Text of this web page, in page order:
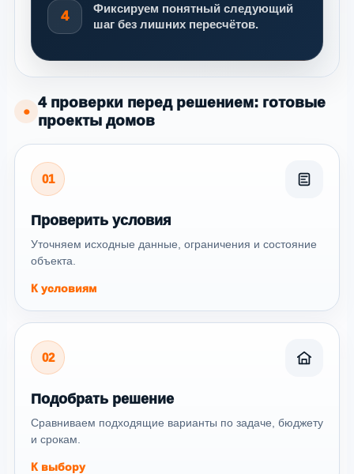
4
Фиксируем понятный следующий
шаг без лишних пересчётов.
●
4 проверки перед решением: готовые
проекты домов
01
Проверить условия
Уточняем исходные данные, ограничения и состояние
объекта.
К условиям
02
Подобрать решение
Сравниваем подходящие варианты по задаче, бюджету
и срокам.
К выбору